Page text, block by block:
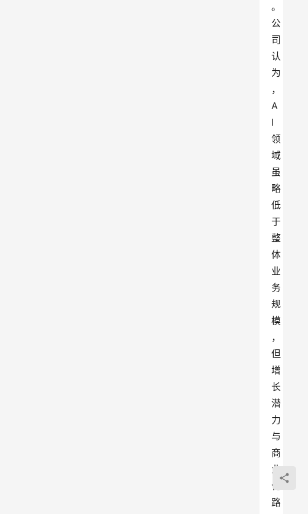
。
公
司
认
为
，
A
I
领
域
虽
略
低
于
整
体
业
务
规
模
，
但
增
长
潜
力
与
商
业
化
路